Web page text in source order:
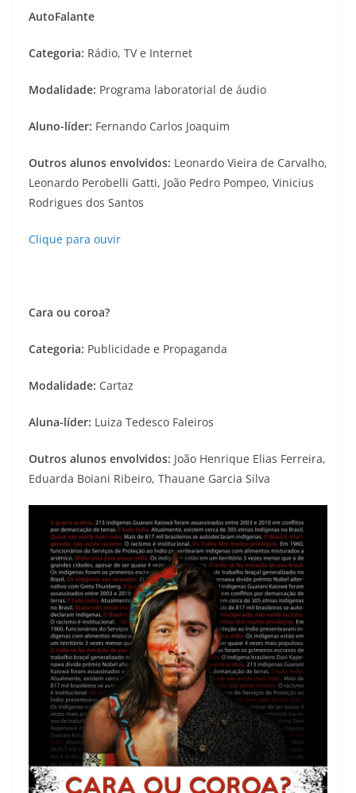
AutoFalante
Categoria: Rádio, TV e Internet
Modalidade: Programa laboratorial de áudio
Aluno-líder: Fernando Carlos Joaquim
Outros alunos envolvidos: Leonardo Vieira de Carvalho,
Leonardo Perobelli Gatti, João Pedro Pompeo, Vinicius
Rodrigues dos Santos
Clique para ouvir
Cara ou coroa?
Categoria: Publicidade e Propaganda
Modalidade: Cartaz
Aluna-líder: Luiza Tedesco Faleiros
Outros alunos envolvidos: João Henrique Elias Ferreira,
Eduarda Boiani Ribeiro, Thauane Garcia Silva